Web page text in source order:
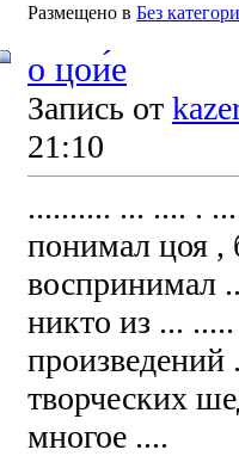
Размещено в Без
о цои́е
Запись от
21:10
.......... ... .... .
понимал цоя ,
воспринимал
никто из ... .....
творческих
многое ....